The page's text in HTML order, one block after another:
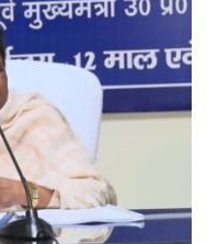
ठगी
बड़ा
ध्वस्त,
से
23
आरोपी